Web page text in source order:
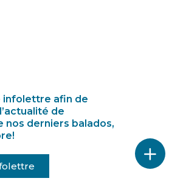
infolettre afin de
de
nos derniers balados,